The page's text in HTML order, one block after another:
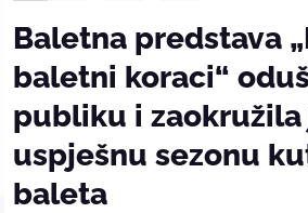
Baletna predstava
baletni koraci“
publiku i
uspješnu sezonu
baleta